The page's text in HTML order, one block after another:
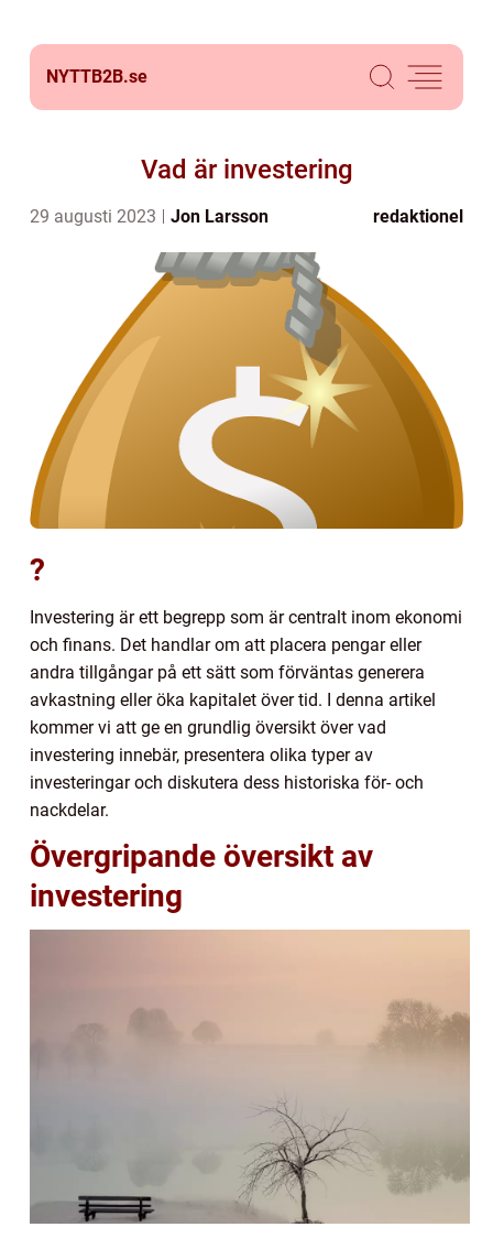
NYTTB2B.se
Vad är investering
29 augusti 2023 Jon Larsson redaktionel
?
Investering är ett begrepp som är centralt inom ekonomi
och finans. Det handlar om att placera pengar eller
andra tillgångar på ett sätt som förväntas generera
avkastning eller öka kapitalet över tid. I denna artikel
kommer vi att ge en grundlig översikt över vad
investering innebär, presentera olika typer av
investeringar och diskutera dess historiska för- och
nackdelar.
Övergripande översikt av
investering